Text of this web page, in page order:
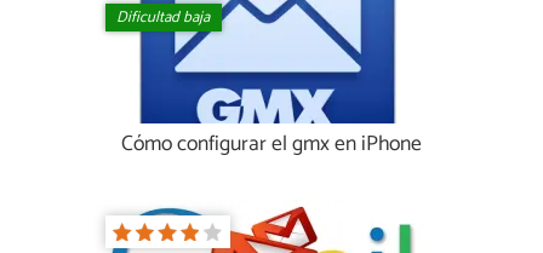
Dificultad baja
Cómo configurar el gmx en iPhone